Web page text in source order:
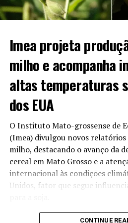
para R$ 3,74 por litro.
apresenta os seguintes
Vantagem no varejo:
postos mato-grossenses
apenas para São Paulo
Comparativo anual:
representa um recuo de
mesmo período de 2025,
3,97.
Volume de produção:O
segundo lugar no ranking
combustível limpo no
Imea projeta
milho e acompanha
altas temperaturas
dos EUA
O Instituto Mato-grossense de
(Imea) divulgou novos relatórios
milho, destacando o avanço da
cereal em Mato Grosso e a
internacional às condições
Unidos, fator que segue
No caso da soja, o Imea ressalta
CONTINUE